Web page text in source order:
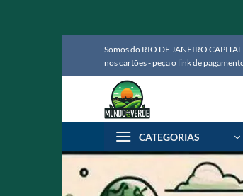
content
Somos do RIO DE JANEIRO
nos cartões - peça o link de
CATEGORIAS